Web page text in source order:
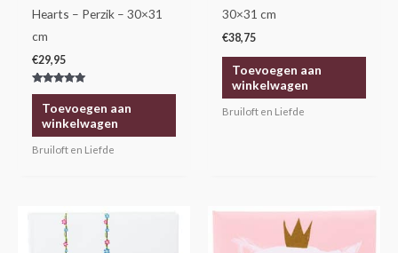
Hearts – Perzik – 30×31
cm
€29,95
Gewaardeerd
5.00
uit 5Toevoegen aan
winkelwagen
Bruiloft en Liefde
30×31 cm
€38,75
Toevoegen aan
winkelwagen
Bruiloft en Liefde